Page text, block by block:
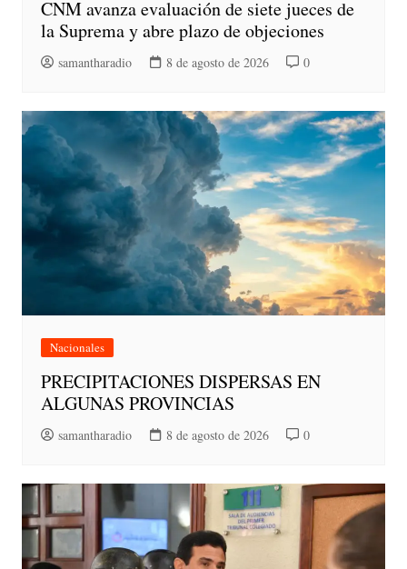
CNM avanza evaluación de siete jueces de
la Suprema y abre plazo de objeciones
samantharadio 8 de agosto de 2026 0
Nacionales
PRECIPITACIONES DISPERSAS EN
ALGUNAS PROVINCIAS
samantharadio 8 de agosto de 2026 0